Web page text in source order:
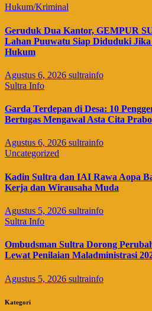
Hukum/Kriminal
Geruduk Dua Kantor, GEMPUR
Lahan Puuwatu Siap Diduduki
Hukum
Agustus 6, 2026 sultrainfo
Sultra Info
Garda Terdepan di Desa: 10
Bertugas Mengawal Asta Cita
Agustus 6, 2026 sultrainfo
Uncategorized
Kadin Sultra dan IAI Rawa Aopa
Kerja dan Wirausaha Muda
Agustus 5, 2026 sultrainfo
Sultra Info
Ombudsman Sultra Dorong
Lewat Penilaian Maladministrasi
Agustus 5, 2026 sultrainfo
Kategori